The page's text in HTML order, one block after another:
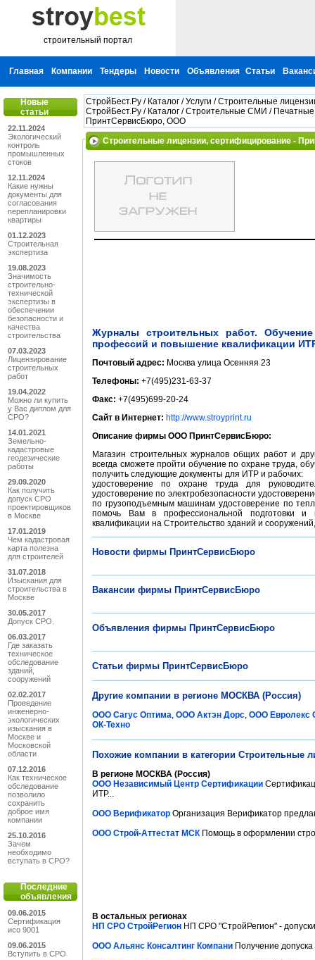
строительный портал
Главная Компании Тендеры Новости Объявления Статьи
Новые
статьи
22.11.2024
Экологический
контроль
промышленных
стоков
12.11.2024
Какие нужны
документы для
согласования
перепланировки
квартиры
01.12.2023
Строительная
экспертиза
19.08.2023
Значимость
строительно-
технической
экспертизы в
обеспечении
безопасности и
качества
строительства
07.03.2023
Лицензирование
строительных
работ
19.04.2022
Можно ли купить
у Вас диплом для
СРО?
14.01.2021
Земельно-
кадастровые
геодезические
работы
29.09.2020
Как получить
допуск СРО
проектировщиков
в Москве
17.01.2019
Чем кадастровая
карта полезна
для строителей
31.07.2018
Изыскания для
строительства в
Москве
30.05.2017
Допуск СРО.
06.03.2017
Где заказать
техническое
обследование
зданий,
сооружений
02.02.2017
Проведение
инженерно-
экологических
изыскания в
Москве и
Московской
области
07.12.2016
Как техническое
обследование
позволило
сохранить
доброе имя
компании
25.10.2016
Зачем
необходимо
вступать в СРО?
Последние
объявления
09.06.2015
Сертификация
исо 9001
09.06.2015
Вступить в СРО
СтройБест.Ру / Каталог /Услуги /Строительные
СтройБест.Ру / Каталог /Строительные СМИ /
ПринтСервисБюро, ООО
Строительные лицензии, сертифицирование -
Журналы строительных работ.
профессий и повышение квалификации
Почтовый адрес: Москва улица Осенняя 23
Телефоны: +7(495)231-63-37
Факс: +7(495)699-20-24
Сайт в Интернет: http://www.stroyprint.ru
Описание фирмы ООО ПринтСервисБюро:
Магазин строительных журналов общих работ и
всегда сможете пройти обучение по охране труда,
получить следующие документы для ИТР и рабочих:
удостоверение по охране труда для
удостоверение по электробезопасности
по грузоподъемным машинам удостоверение по
помочь Вам в профессиональной подготовки и
квалификации на Строительство зданий и
Новости фирмы ПринтСервисБюро
Вакансии фирмы ПринтСервисБюро
Объявления фирмы ПринтСервисБюро
Статьи фирмы ПринтСервисБюро
Другие компании в регионе МОСКВА (Россия)
ООО Сагус Оптима, ООО Актэн Дорс, ООО Евролекс
ОК-Техно
Похожие компании в категории Строительные
В регионе МОСКВА (Россия)
ООО Независимый Центр Сертификации
ИТР...
ООО Верификатор Организация Верификатор
ООО Строй-Аттестат МСКПомощь в оформлении
В остальных регионах
НП СРО СтройРегион НП СРО "СтройРегион" -
ООО Альянс Консалтинг Компани Получение